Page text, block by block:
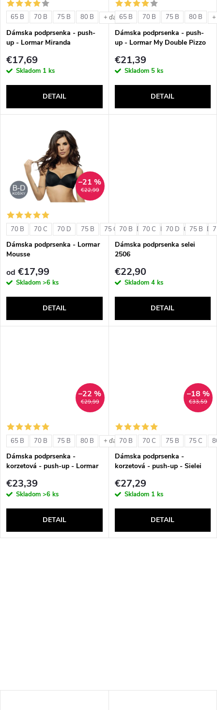
e
p
r
d
t
o
v
s
p
r
o
d
t
o
v
65 B 70 B 75 B 80 B + ďalšie
Dámska podprsenka - push-
up - Lormar Miranda
€17,69
Skladom 1 ks
DETAIL
65 B 70 B 75 B 80 B
Dámska podprsenka - push-
up - Lormar My Double Pizzo
€21,39
Skladom 5 ks
DETAIL
€22,99
–21 %
70 B 70 C 70 D 75 B 75 C 75 D 80 B 80 C 80 D
Dámska podprsenka - Lormar
Mousse
od €17,99
Skladom >6 ks
DETAIL
70 B 70 C 70 D 75 B
Dámska podprsenka selei
2506
€22,90
Skladom 4 ks
DETAIL
€29,99
–22 %
65 B 70 B 75 B 80 B + ďalšie
Dámska podprsenka -
korzetová - push-up - Lormar
€23,39
Skladom >6 ks
DETAIL
€33,59
–18 %
70 B 70 C 75 B 75 C
Dámska podprsenka -
korzetová - push-up - Sielei
€27,29
Skladom 1 ks
DETAIL